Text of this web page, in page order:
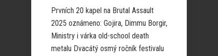
Prvních 20 kapel na Brutal Assault
2025 oznámeno: Gojira, Dimmu Borgir,
Ministry i várka old-school death
metalu Dvacátý osmý ročník festivalu